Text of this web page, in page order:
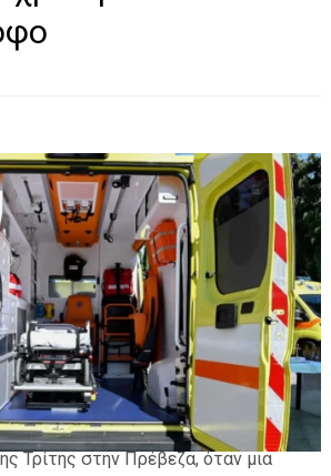
πανικός προκλήθηκαν λίγο μετά
Τρίτης στην Πρέβεζα, όταν μια